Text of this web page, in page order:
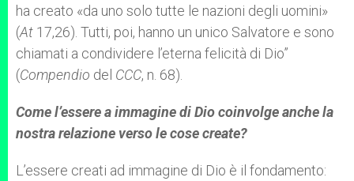
ha creato «da uno solo tutte le nazioni degli uomini»
(At 17,26). Tutti, poi, hanno un unico Salvatore e sono
chiamati a condividere l’eterna felicità di Dio”
(Compendio del CCC, n. 68).
Come l’essere a immagine di Dio coinvolge anche la
nostra relazione verso le cose create?
L’essere creati ad immagine di Dio è il fondamento: